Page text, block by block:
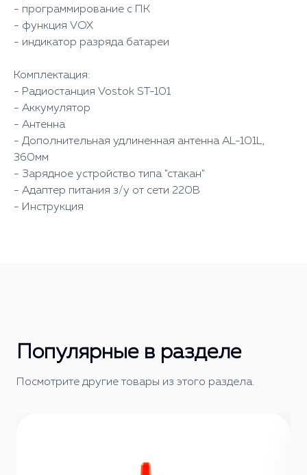
- программирование с ПК
- функция VOX
- индикатор разряда батареи
Комплектация:
- Радиостанция Vostok ST-101
- Аккумулятор
- Антенна
- Дополнительная удлиненная антенна AL-101L,
360мм
- Зарядное устройство типа "стакан"
- Адаптер питания з/у от сети 220В
- Инструкция
Популярные в разделе
Посмотрите другие товары из этого раздела.